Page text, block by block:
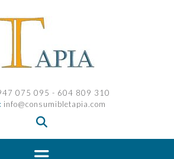
075 095 - 604 809 310
info@consumibletapia.com